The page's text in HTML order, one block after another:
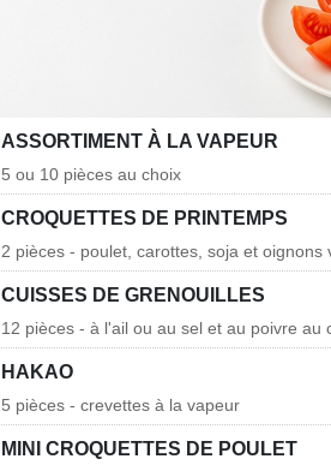
ASSORTIMENT À LA VAPEUR
5 ou 10 pièces au choix
CROQUETTES DE PRINTEMPS
2 pièces - poulet, carottes, soja et oignons
CUISSES DE GRENOUILLES
12 pièces - à l'ail ou au sel et au poivre au
HAKAO
5 pièces - crevettes à la vapeur
MINI CROQUETTES DE POULET